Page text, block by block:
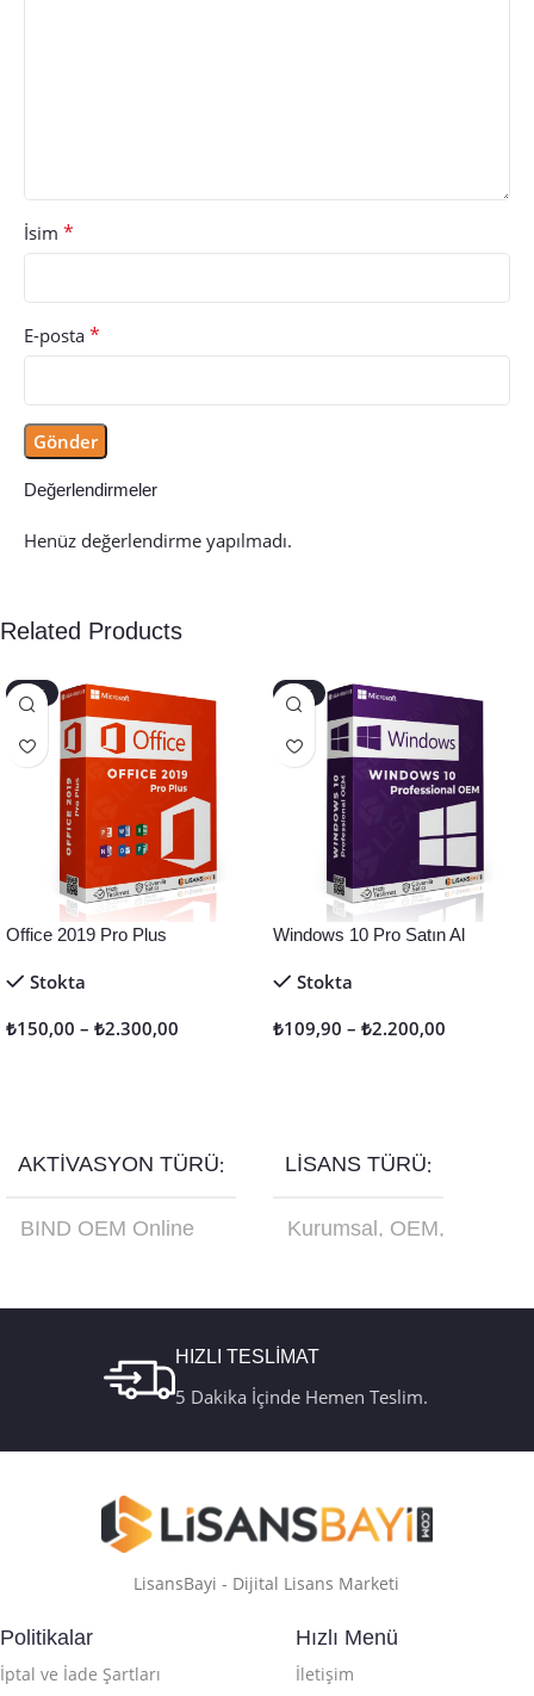
Değerlendirmeler
Henüz değerlendirme yapılmadı.
İsim *
E-posta *
Related Products
-40%
Office 2019 Pro Plus
Stokta
₺150,00 – ₺2.300,00
AKTIVASYON TÜRÜ
BIND OEM Online
-45%
Windows 10 Pro Satın Al
Stokta
₺109,90 – ₺2.200,00
LISANS TÜRÜ
Kurumsal , OEM,
HIZLI TESLİMAT
5 Dakika İçinde Hemen Teslim.
LisansBayi - Dijital Lisans Marketi
Politikalar
İptal ve İade Şartları
Hızlı Menü
İletişim